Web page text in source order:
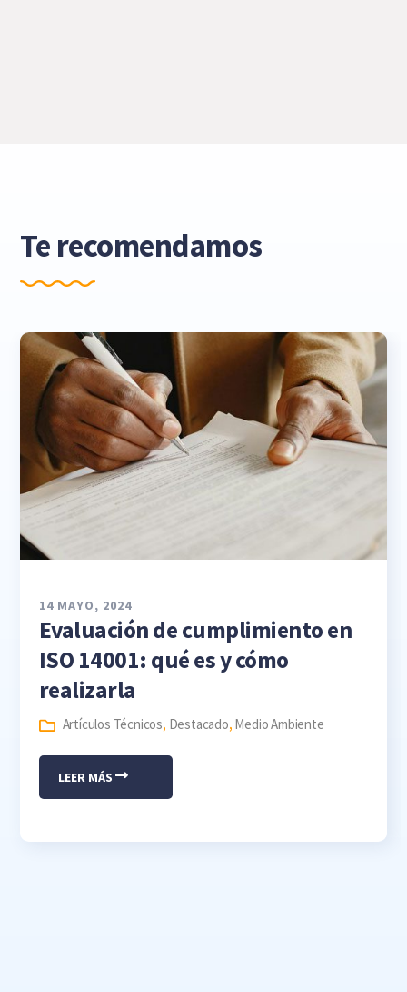
Te recomendamos
14 MAYO, 2024
Evaluación de cumplimiento en
ISO 14001: qué es y cómo
realizarla
Artículos Técnicos, Destacado, Medio Ambiente
LEER MÁS